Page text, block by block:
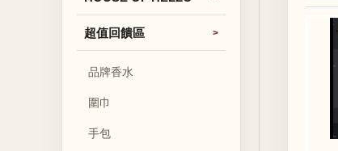
超值回饋區
品牌香水
圍巾
手包